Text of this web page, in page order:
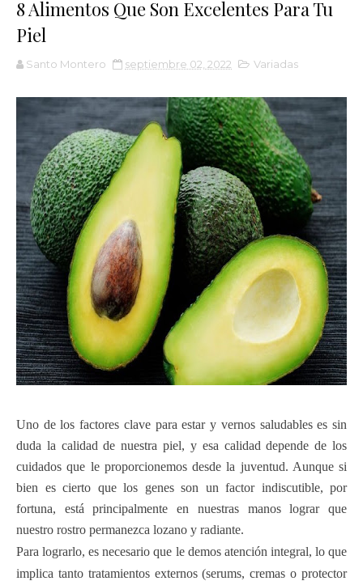
8 Alimentos Que Son Excelentes Para Tu
Piel
Santo Montero septiembre 02, 2022 Variadas
Uno de los factores clave para estar y vernos saludables es sin
duda la calidad de nuestra piel, y esa calidad depende de los
cuidados que le proporcionemos desde la juventud. Aunque si
bien es cierto que los genes son un factor indiscutible, por
fortuna, está principalmente en nuestras manos lograr que
nuestro rostro permanezca lozano y radiante.
Para lograrlo, es necesario que le demos atención integral, lo que
implica tanto tratamientos externos (serums, cremas o protector